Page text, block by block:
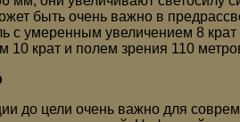
быть очень важно в
с умеренным увеличением 8
10 крат и полем зрения 110
до цели очень важно для